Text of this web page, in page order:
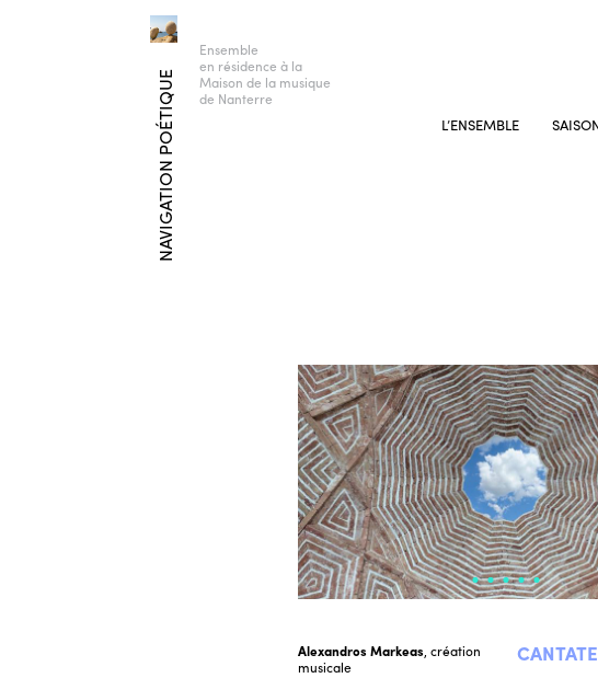
NAVIGATION POÉTIQUE
Ensemble
en résidence à la
Maison de la musique
de Nanterre
L’ENSEMBLE
Alexandros Markeas, création
musicale